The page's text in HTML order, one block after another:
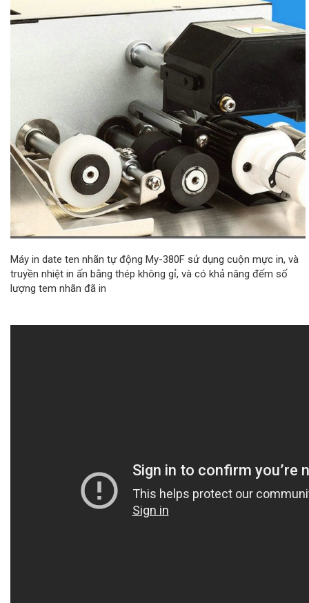
Máy in date ten nhãn tự động My-380F sử dụng cuộn mực in, và
truyền nhiệt in ấn bằng thép không gỉ, và có khả năng đếm số
lượng tem nhãn đã in